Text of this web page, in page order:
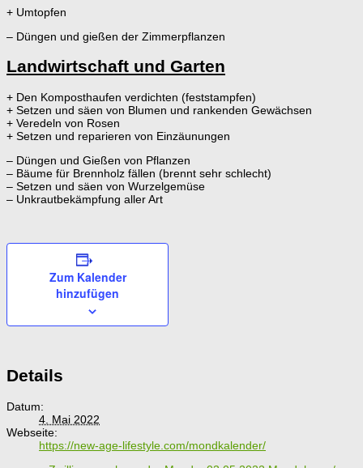
+ Umtopfen
– Düngen und gießen der Zimmerpflanzen
Landwirtschaft und Garten
+ Den Komposthaufen verdichten (feststampfen)
+ Setzen und säen von Blumen und rankenden Gewächsen
+ Veredeln von Rosen
+ Setzen und reparieren von Einzäunungen
– Düngen und Gießen von Pflanzen
– Bäume für Brennholz fällen (brennt sehr schlecht)
– Setzen und säen von Wurzelgemüse
– Unkrautbekämpfung aller Art
Zum Kalender
hinzufügen
Details
Datum:
4. Mai 2022
Webseite:
https://new-age-lifestyle.com/mondkalender/